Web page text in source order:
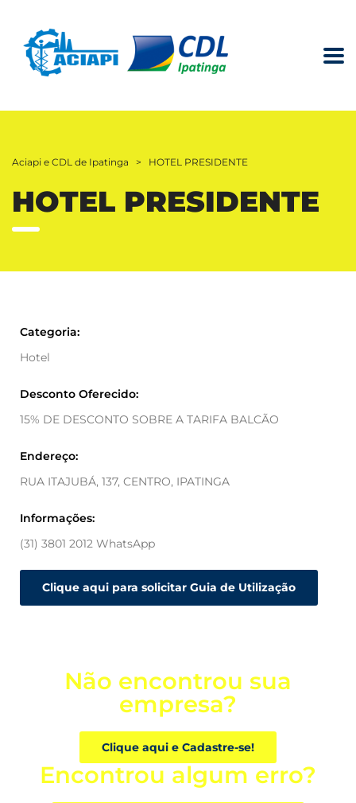
Aciapi e CDL de Ipatinga > HOTEL PRESIDENTE
HOTEL PRESIDENTE
Categoria:
Hotel
Desconto Oferecido:
15% DE DESCONTO SOBRE A TARIFA BALCÃO
Endereço:
RUA ITAJUBÁ, 137, CENTRO, IPATINGA
Informações:
(31) 3801 2012 WhatsApp
Clique aqui para solicitar Guia de Utilização
Não encontrou sua
empresa?
Clique aqui e Cadastre-se!
Encontrou algum erro?